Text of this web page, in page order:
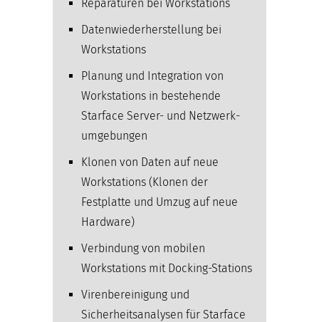
Reparaturen bei Workstations
Datenwiederherstellung bei
Workstations
Planung und Integration von
Workstations in bestehende
Starface Server- und Netzwerk­
umgebungen
Klonen von Daten auf neue
Workstations (Klonen der
Festplatte und Umzug auf neue
Hardware)
Verbindung von mobilen
Workstations mit Docking-Stations
Virenbereinigung und
Sicherheitsanalysen für Starface